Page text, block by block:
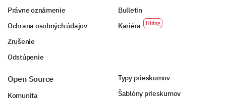
Právne oznámenie
Ochrana osobných údajov
Zrušenie
Odstúpenie
Bulletin
Kariéra
Open Source
Komunita
Typy prieskumov
Šablóny prieskumov